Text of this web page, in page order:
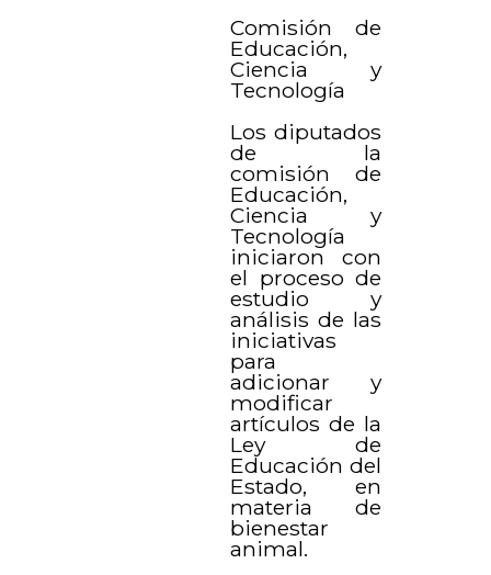
Comisión de
Educación,
Ciencia y
Tecnología
Los diputados
de la
comisión de
Educación,
Ciencia y
Tecnología
iniciaron con
el proceso de
estudio y
análisis de las
iniciativas
para
adicionar y
modificar
artículos de la
Ley de
Educación del
Estado, en
materia de
bienestar
animal.